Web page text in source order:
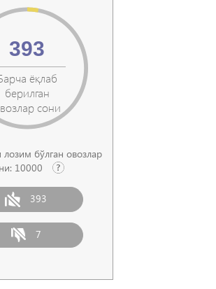
ёқлаб
берилган
сони
393
бўлган овозлар
10000
393
7